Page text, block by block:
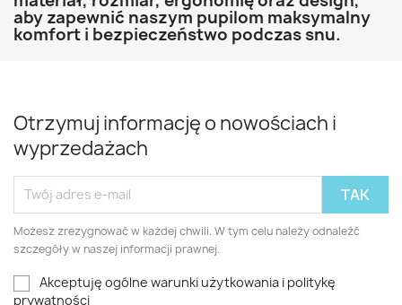
aby zapewnić naszym pupilom maksymalny
komfort i bezpieczeństwo podczas snu.
Otrzymuj informację o nowościach i
wyprzedażach
Możesz zrezygnować w każdej chwili. W tym celu należy odnaleźć
szczegóły w naszej informacji prawnej.
Akceptuję ogólne warunki użytkowania i politykę
prywatności